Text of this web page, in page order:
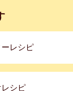
レシピ
シピ